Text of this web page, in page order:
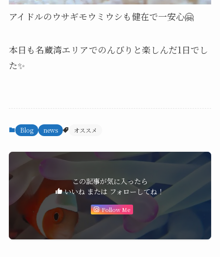
アイドルのウサギモウミウシも健在で一安心🤗
本日も名蔵湾エリアでのんびりと楽しんだ1日でし
た✨
Blog news オススメ
この記事が気に入ったら
いいね または フォローしてね！
Follow Me